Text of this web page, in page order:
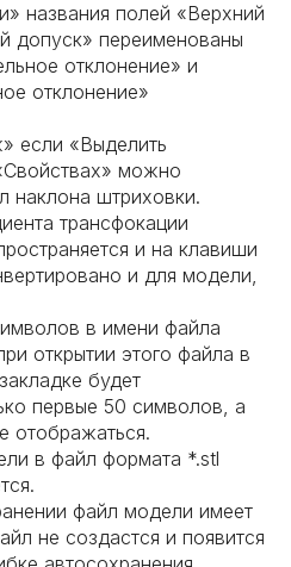
названия полей «Верхний
допуск» переименованы
отклонение» и
отклонение»
если «Выделить
можно
наклона штриховки.
трансфокации
и на клавиши
и для модели,
в имени файла
открытии этого файла в
будет
первые 50 символов, а
отображаться.
в файл формата *.stl
файл модели имеет
не создастся и появится